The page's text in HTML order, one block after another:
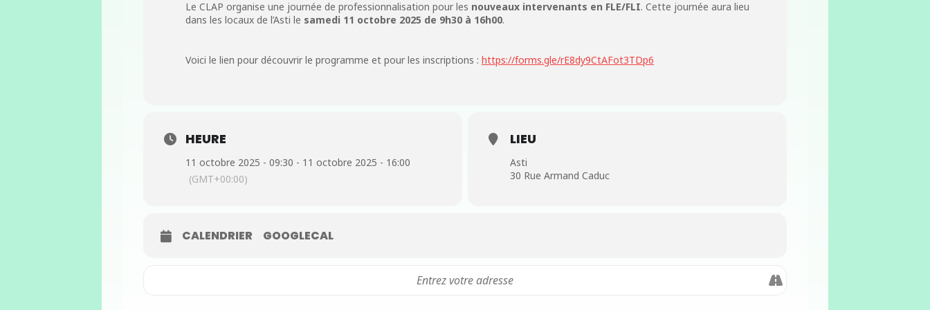
Le CLAP organise une journée de professionnalisation pour les nouveaux intervenants en FLE/FLI. Cette journée aura lieu
dans les locaux de l’Asti le samedi 11 octobre 2025 de 9h30 à 16h00.
Voici le lien pour découvrir le programme et pour les inscriptions : https://forms.gle/rE8dy9CtAFot3TDp6
HEURE
11 octobre 2025 - 09:30 - 11 octobre 2025 - 16:00
(GMT+00:00)
LIEU
Asti
30 Rue Armand Caduc
CALENDRIER GOOGLECAL